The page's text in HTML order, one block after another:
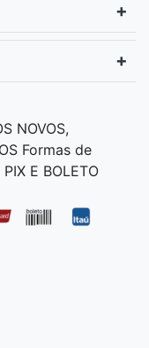
NOVOS,
Formas de
E BOLETO